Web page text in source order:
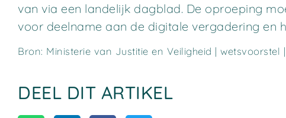
van via een landelijk dagblad. De oproeping
voor deelname aan de digitale vergadering en
Bron: Ministerie van Justitie en Veiligheid | wetsvoorstel
DEEL DIT ARTIKEL